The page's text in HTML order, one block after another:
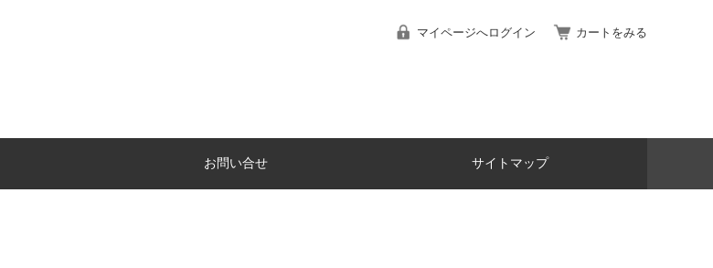
マイページへログイン カートをみる
お問い合せ サイトマップ